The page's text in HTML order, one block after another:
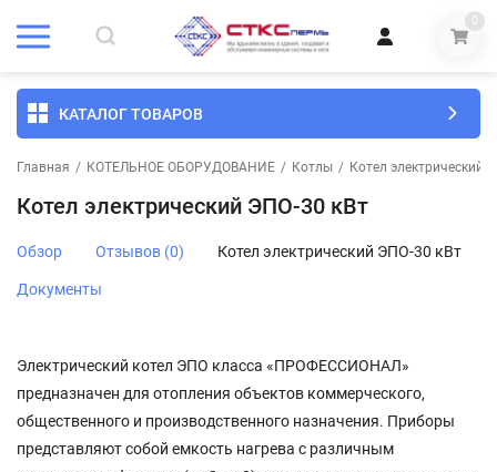
0
КАТАЛОГ ТОВАРОВ
Главная / КОТЕЛЬНОЕ ОБОРУДОВАНИЕ / Котлы / Котел электрический
Котел электрический ЭПО-30 кВт
Обзор Отзывов (0) Котел электрический ЭПО-30 кВт
Документы
Электрический котел ЭПО класса «ПРОФЕССИОНАЛ»
предназначен для отопления объектов коммерческого,
общественного и производственного назначения. Приборы
представляют собой емкость нагрева с различным